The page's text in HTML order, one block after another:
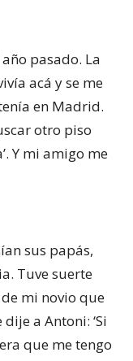
otro piso
Y mi amigo me
sus papás,
Tuve suerte
mi novio que
a Antoni: ‘Si
que me tengo
me vuelvo a
es un